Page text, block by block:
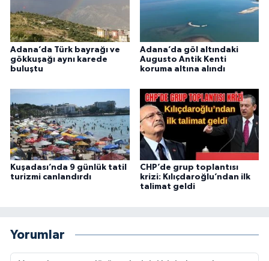
Adana’da Türk bayrağı ve
gökkuşağı aynı karede
buluştu
Adana’da göl altındaki
Augusto Antik Kenti
koruma altına alındı
Kuşadası’nda 9 günlük tatil
turizmi canlandırdı
CHP’de grup toplantısı
krizi: Kılıçdaroğlu’ndan ilk
talimat geldi
Yorumlar